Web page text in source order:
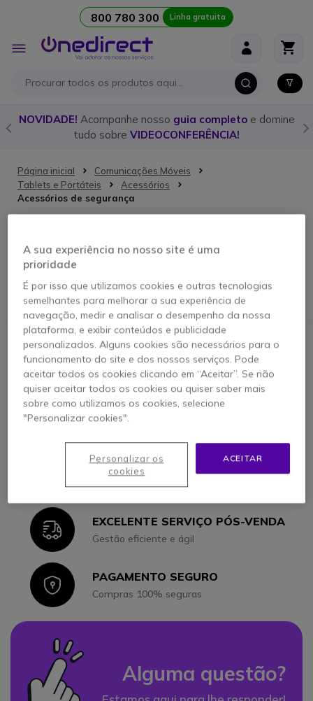
800 780 300 Linha gratuita
Alternar
Nav
NOVIDADE! Acompanhe nosso guia completoe domine
tudo sobre VIDEOCONFERÊNCIA!
Página inicial
Comunicações Móveis
Tablets e Portáteis
Acessórios
Acessórios de segurança
Não conseguimos encontrar produtos que correspondam
IconATENÇÃO PERSONALIZADA
Consulte os nossos especialistas
Icon3000 PRODUTOS EM STOCK
ENTREGA EM 24 A 48 HORAS
95% expedições no mesmo dia
IconEXCELENTE SERVIÇO PÓS-VENDA
Gestão eficiente e ágil
IconPAGAMENTO SEGURO
Compras 100% seguras
Alguma questão?
A sua experiência no nosso site é uma
prioridade
É por isso que utilizamos cookies e outras tecnologias
semelhantes para melhorar a sua experiência de
navegação, medir e analisar o desempenho da nossa
plataforma, e exibir conteúdos e publicidade
personalizados. Alguns cookies são necessários para o
funcionamento do site e dos nossos serviços. Pode
aceitar todos os cookies clicando em “Aceitar”. Se não
quiser aceitar todos os cookies ou quiser saber mais
sobre como utilizamos os cookies, selecione
"Personalizar cookies".
ACEITAR
Personalizar os
cookies